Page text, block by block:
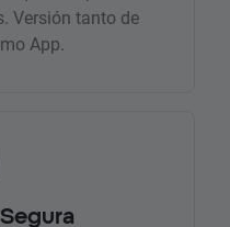
Versión tanto de
App.